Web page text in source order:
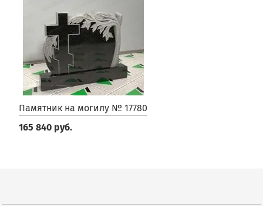
Памятник на могилу № 17780
165 840 руб.